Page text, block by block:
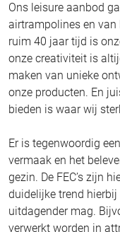
Ons leisure aanbod
airtrampolines en
ruim 40 jaar tijd is
onze creativiteit is
maken van unieke
onze producten. En
bieden is waar wij
Er is tegenwoordig
vermaak en het
gezin. De FEC’s zijn
duidelijke trend
uitdagender mag.
verwerkt worden in